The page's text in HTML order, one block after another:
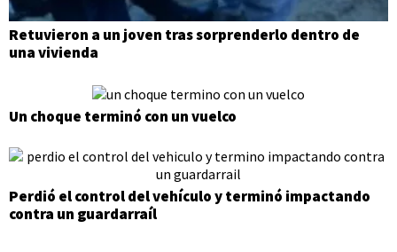
Retuvieron a un joven tras sorprenderlo dentro de
una vivienda
Un choque terminó con un vuelco
Perdió el control del vehículo y terminó impactando
contra un guardarraíl